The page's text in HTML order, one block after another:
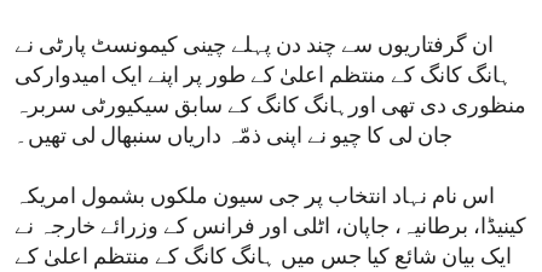
ان گرفتاریوں سے چند دن پہلے چینی کیمونسٹ پارٹی نے
ہانگ کانگ کے منتظم اعلیٰ کے طور پر اپنے ایک امیدوارکی
منظوری دی تھی اورہانگ کانگ کے سابق سیکیورٹی سربرہ
جان لی کا چیو نے اپنی ذمّہ داریاں سنبھال لی تھیں۔
اس نام نہاد انتخاب پر جی سیون ملکوں بشمول امریکہ
کینیڈا، برطانیہ، جاپان، اٹلی اور فرانس کے وزرائے خارجہ نے
ایک بیان شائع کیا جس میں ہانگ کانگ کے منتظم اعلیٰ کے